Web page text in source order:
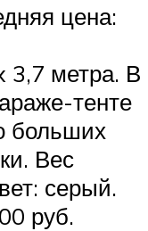
цена:
3,7 метра. В
тенте
больших
Вес
серый.
руб.